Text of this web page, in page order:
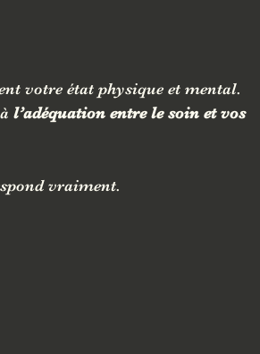
votre état physique et mental.
l’adéquation entre le soin et vos
vraiment.